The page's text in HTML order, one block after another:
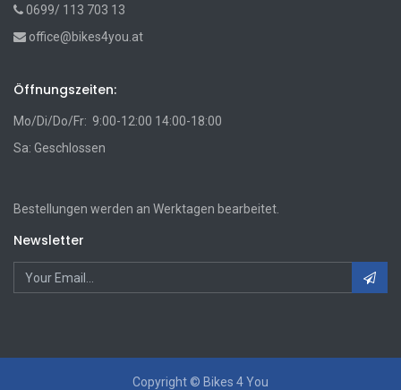
0699/ 113 703 13
office@bikes4you.at
Öffnungszeiten:
Mo/Di/Do/Fr: 9:00-12:00 14:00-18:00
Sa: Geschlossen
Bestellungen werden an Werktagen bearbeitet.
Newsletter
Copyright © Bikes 4 You